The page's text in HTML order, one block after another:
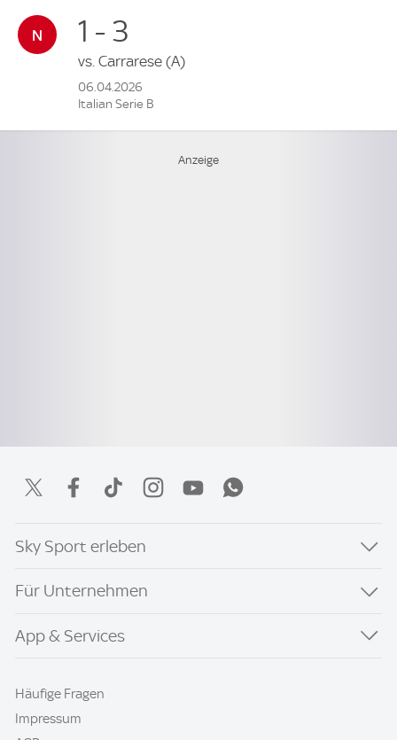
1 - 3
vs. Carrarese (A)
06.04.2026
Italian Serie B
Sky Sport erleben
Für Unternehmen
App & Services
Häufige Fragen
Impressum